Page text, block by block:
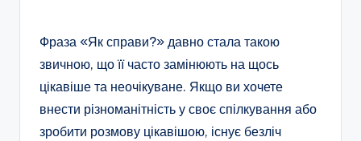
Фраза «Як справи?» давно стала такою
звичною, що її часто замінюють на щось
цікавіше та неочікуване. Якщо ви хочете
внести різноманітність у своє спілкування або
зробити розмову цікавішою, існує безліч